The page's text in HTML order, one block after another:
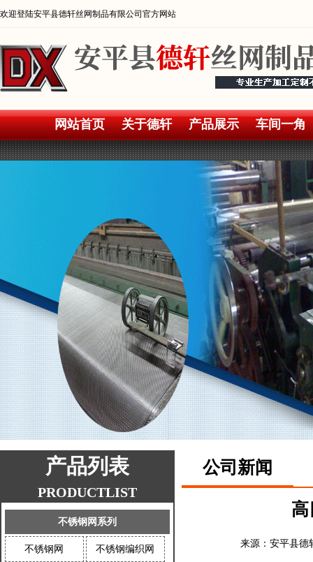
欢迎登陆安平县德轩丝网制品有限公司官方网站
网站首页 关于德轩 产品展示 车间一角
产品列表
PRODUCTLIST
不锈钢网系列
不锈钢网 不锈钢编织网
公司新闻
高
来源：安平县德